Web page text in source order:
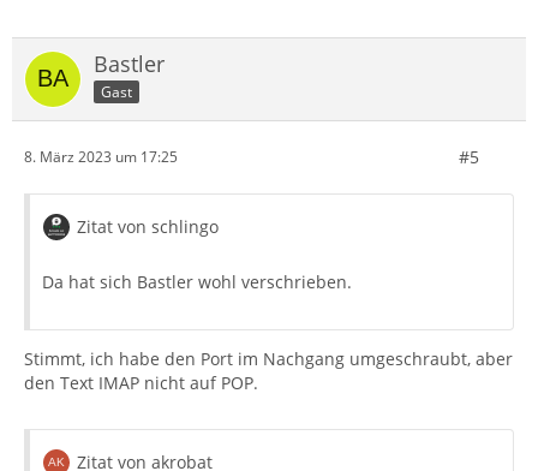
Bastler
Gast
8. März 2023 um 17:25 #5
Zitat von schlingo
Da hat sich Bastler wohl verschrieben.
Stimmt, ich habe den Port im Nachgang umgeschraubt, aber
den Text IMAP nicht auf POP.
Zitat von akrobat